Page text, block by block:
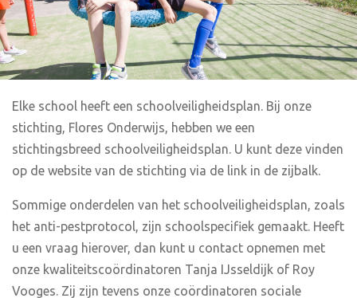
Elke school heeft een schoolveiligheidsplan. Bij onze
stichting, Flores Onderwijs, hebben we een
stichtingsbreed schoolveiligheidsplan. U kunt deze vinden
op de website van de stichting via de link in de zijbalk.
Sommige onderdelen van het schoolveiligheidsplan, zoals
het anti-pestprotocol, zijn schoolspecifiek gemaakt. Heeft
u een vraag hierover, dan kunt u contact opnemen met
onze kwaliteitscoördinatoren Tanja IJsseldijk of Roy
Vooges. Zij zijn tevens onze coördinatoren sociale